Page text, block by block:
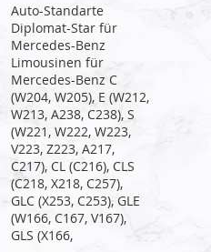
Auto-Standarte
Diplomat-Star für
Mercedes-Benz
Limousinen für
Mercedes-Benz C
(W204, W205), E (W212,
W213, A238, C238), S
(W221, W222, W223,
V223, Z223, A217,
C217), CL (C216), CLS
(C218, X218, C257),
GLC (X253, C253), GLE
(W166, C167, V167),
GLS (X166,